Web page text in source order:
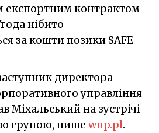
експортним контрактом
нібито
за кошти позики SAFE
директора
управління
Міхальський на зустрічі
групою, пише wnp.pl.